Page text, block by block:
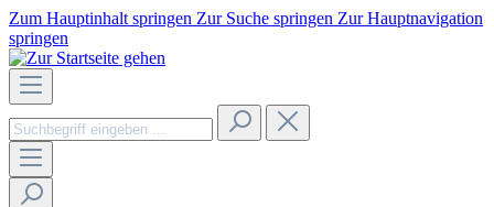
Zum Hauptinhalt springen Zur Suche springen Zur Hauptnavigation
springen